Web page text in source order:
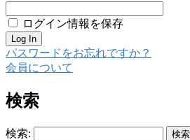
ログイン情報を保存
パスワードをお忘れですか？
会員について
検索
検索: